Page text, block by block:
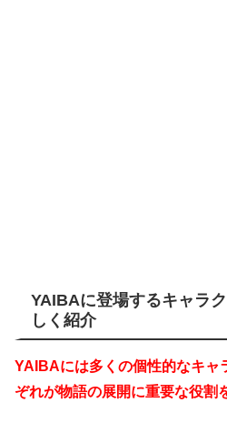
YAIBAに登場するキャラ
しく紹介
YAIBAには多くの個性的なキャ
ぞれが物語の展開に重要な役割